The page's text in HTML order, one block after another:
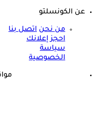
عن الكونسلتو
من نحن اتصل بنا
احجز إعلانك
سياسة
الخصوصية